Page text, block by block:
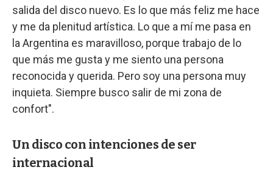
salida del disco nuevo. Es lo que más feliz me hace
y me da plenitud artística. Lo que a mí me pasa en
la Argentina es maravilloso, porque trabajo de lo
que más me gusta y me siento una persona
reconocida y querida. Pero soy una persona muy
inquieta. Siempre busco salir de mi zona de
confort".
Un disco con intenciones de ser
internacional